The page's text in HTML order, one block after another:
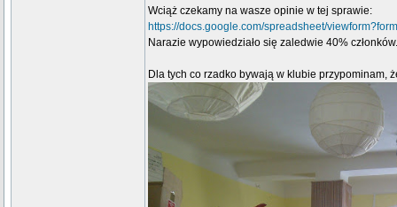
Wciąż czekamy na wasze opinie w tej sprawie:
https://docs.google.com/spreadsheet/
Narazie wypowiedziało się zaledwie 40%
Dla tych co rzadko bywają w klubie przypominam,